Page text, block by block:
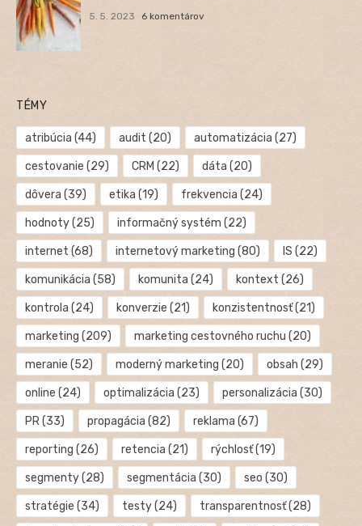
5. 5. 2023 6 komentárov
TÉMY
atribúcia (44) audit (20) automatizácia (27)
cestovanie (29) CRM (22) dáta (20)
dôvera (39) etika (19) frekvencia (24)
hodnoty(25) informačný systém (22)
internet (68) internetový marketing (80) IS (22)
komunikácia (58) komunita (24) kontext (26)
kontrola (24) konverzie (21) konzistentnosť(21)
marketing (209) marketing cestovného ruchu (20)
meranie (52) moderný marketing (20) obsah (29)
online (24) optimalizácia (23) personalizácia (30)
PR(33) propagácia (82) reklama (67)
reporting (26) retencia (21) rýchlosť(19)
segmenty(28) segmentácia (30) seo (30)
stratégie (34) testy(24) transparentnosť(28)